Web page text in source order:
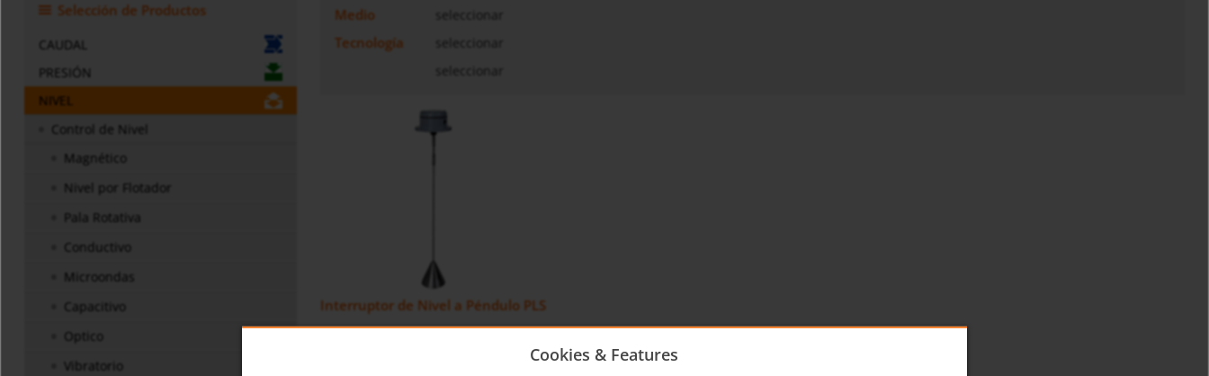
Selección de Productos
CAUDAL
PRESIÓN
NIVEL
Control de Nivel
Magnético
Nivel por Flotador
Pala Rotativa
Conductivo
Microondas
Capacitivo
Optico
Vibratorio
Medio
Tecnología
Interruptor de Nivel a Péndulo PLS
Cookies & Features